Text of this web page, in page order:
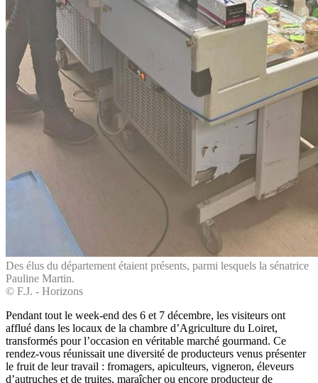
Des élus du département étaient présents, parmi lesquels la sénatrice
Pauline Martin.
© F.J. - Horizons
Pendant tout le week-end des 6 et 7 décembre, les visiteurs ont
afflué dans les locaux de la chambre d’Agriculture du Loiret,
transformés pour l’occasion en véritable marché gourmand. Ce
rendez-vous réunissait une diversité de producteurs venus présenter
le fruit de leur travail : fromagers, apiculteurs, vigneron, éleveurs
d’autruches et de truites, maraîcher ou encore producteur de